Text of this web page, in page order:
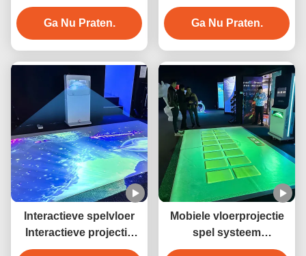
pretpark
Ga Nu Praten.
immersive projector
voor hoteldecoratie
Ga Nu Praten.
Interactieve spelvloer
Interactieve projectie
voor kinderen
Mobiele vloerprojectie
spel systeem
Interactieve projectie